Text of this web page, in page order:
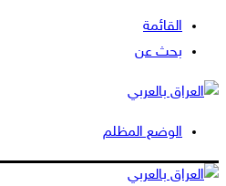
القائمة
بحث عن
الوضع المظلم